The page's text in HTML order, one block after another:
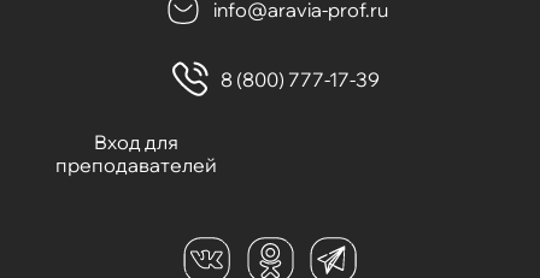
info@aravia-prof.ru
8 (800) 777-17-39
Вход для
преподавателей